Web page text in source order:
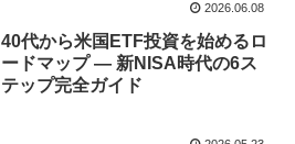
2026.06.08
40代から米国ETF投資を始めるロ
ードマップ — 新NISA時代の6ス
テップ完全ガイド